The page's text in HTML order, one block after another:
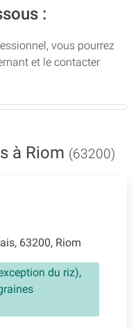
:
vous pourrez
et le contacter
à Riom (63200)
63200, Riom
du riz),